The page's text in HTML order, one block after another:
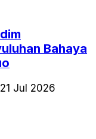
Bahaya
Jul 2026